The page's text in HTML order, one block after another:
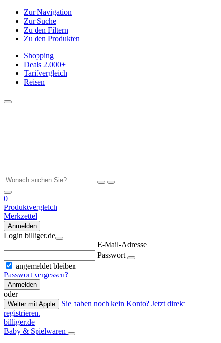
Zur Navigation
Zur Suche
Zu den Filtern
Zu den Produkten
Shopping
Deals 2.000+
Tarifvergleich
Reisen
0
Produktvergleich
Merkzettel
Anmelden
Login billiger.de
E-Mail-Adresse
Passwort
angemeldet bleiben
Passwort vergessen?
Anmelden
oder
Weiter mit Apple
Sie haben noch kein Konto? Jetzt direkt
registrieren.
billiger.de
Baby & Spielwaren